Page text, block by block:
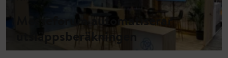
Messeforum automatiserar
utsläppsberäkningen